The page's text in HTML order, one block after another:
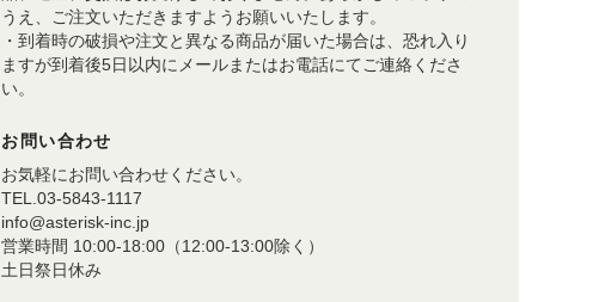
うえ、ご注文いただきますようお願いいたします。
・到着時の破損や注文と異なる商品が届いた場合は、恐れ入り
ますが到着後5日以内にメールまたはお電話にてご連絡くださ
い。
お問い合わせ
お気軽にお問い合わせください。
TEL.03-5843-1117
info@asterisk-inc.jp
営業時間 10:00-18:00（12:00-13:00除く）
土日祭日休み